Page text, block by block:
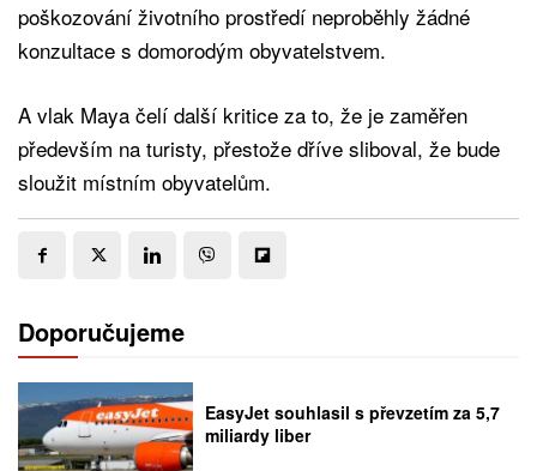
poškozování životního prostředí neproběhly žádné
konzultace s domorodým obyvatelstvem.
A vlak Maya čelí další kritice za to, že je zaměřen
především na turisty, přestože dříve sliboval, že bude
sloužit místním obyvatelům.
Doporučujeme
EasyJet souhlasil s převzetím za 5,7
miliardy liber